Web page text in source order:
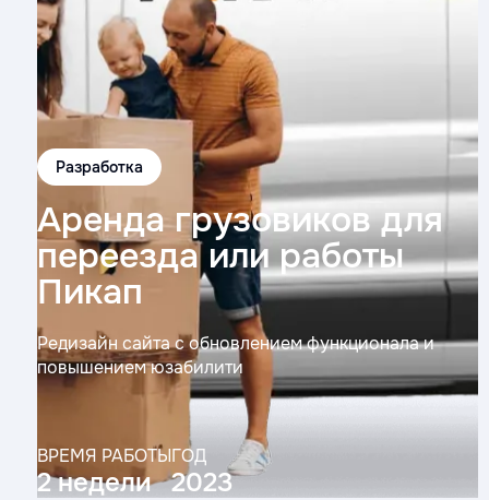
Разработка
Аренда грузовиков для
переезда или работы
Пикап
Редизайн сайта с обновлением функционала и
повышением юзабилити
ВРЕМЯ РАБОТЫ
2 недели
ГОД
2023